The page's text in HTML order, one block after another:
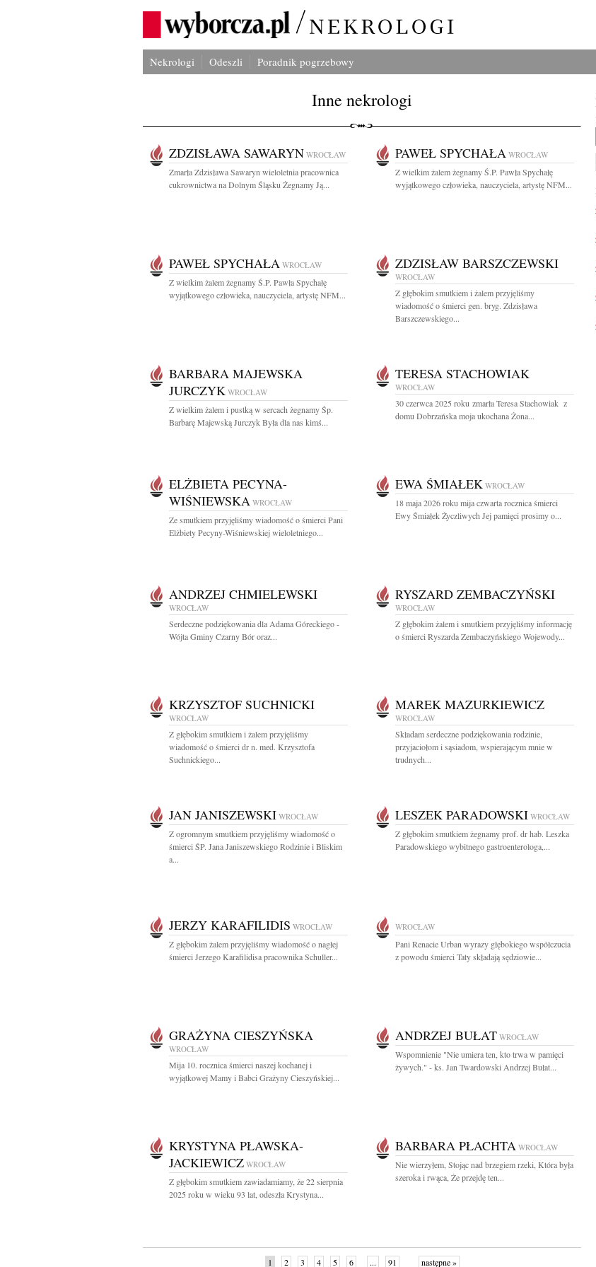
Nekrologi Odeszli Poradnik pogrzebowy
Inne nekrologi
ZDZISŁAWA SAWARYN WROCŁAW
Zmarła Zdzisława Sawaryn wieloletnia pracownica
cukrownictwa na Dolnym Śląsku Żegnamy Ją...
PAWEŁ SPYCHAŁA WROCŁAW
Z wielkim żalem żegnamy Ś.P. Pawła Spychałę
wyjątkowego człowieka, nauczyciela, artystę NFM...
PAWEŁ SPYCHAŁA WROCŁAW
Z wielkim żalem żegnamy Ś.P. Pawła Spychałę
wyjątkowego człowieka, nauczyciela, artystę NFM...
ZDZISŁAW BARSZCZEWSKI
WROCŁAW
Z głębokim smutkiem i żalem przyjęliśmy
wiadomość o śmierci gen. bryg. Zdzisława
Barszczewskiego...
BARBARA MAJEWSKA
JURCZYK WROCŁAW
Z wielkim żalem i pustką w sercach żegnamy Śp.
Barbarę Majewską Jurczyk Była dla nas kimś...
TERESA STACHOWIAK
WROCŁAW
30 czerwca 2025 roku zmarła Teresa Stachowiak z
domu Dobrzańska moja ukochana Żona...
ELŻBIETA PECYNA-
WIŚNIEWSKA WROCŁAW
Ze smutkiem przyjęliśmy wiadomość o śmierci Pani
Elżbiety Pecyny-Wiśniewskiej wieloletniego...
EWA ŚMIAŁEK WROCŁAW
18 maja 2026 roku mija czwarta rocznica śmierci
Ewy Śmiałek Życzliwych Jej pamięci prosimy o...
ANDRZEJ CHMIELEWSKI
WROCŁAW
Serdeczne podziękowania dla Adama Góreckiego -
Wójta Gminy Czarny Bór oraz...
RYSZARD ZEMBACZYŃSKI
WROCŁAW
Z głębokim żalem i smutkiem przyjęliśmy informację
o śmierci Ryszarda Zembaczyńskiego Wojewody...
KRZYSZTOF SUCHNICKI
WROCŁAW
Z głębokim smutkiem i żalem przyjęliśmy
wiadomość o śmierci dr n. med. Krzysztofa
Suchnickiego...
MAREK MAZURKIEWICZ
WROCŁAW
Składam serdeczne podziękowania rodzinie,
przyjaciołom i sąsiadom, wspierającym mnie w
trudnych...
JAN JANISZEWSKI WROCŁAW
Z ogromnym smutkiem przyjęliśmy wiadomość o
śmierci ŚP. Jana Janiszewskiego Rodzinie i Bliskim
a...
LESZEK PARADOWSKI WROCŁAW
Z głębokim smutkiem żegnamy prof. dr hab. Leszka
Paradowskiego wybitnego gastroenterologa,...
JERZY KARAFILIDIS WROCŁAW
Z głębokim żalem przyjęliśmy wiadomość o nagłej
śmierci Jerzego Karafilidisa pracownika Schuller...
WROCŁAW
Pani Renacie Urban wyrazy głębokiego współczucia
z powodu śmierci Taty składają sędziowie...
GRAŻYNA CIESZYŃSKA
WROCŁAW
Mija 10. rocznica śmierci naszej kochanej i
wyjątkowej Mamy i Babci Grażyny Cieszyńskiej...
ANDRZEJ BUŁAT WROCŁAW
Wspomnienie "Nie umiera ten, kto trwa w pamięci
żywych." - ks. Jan Twardowski Andrzej Bułat...
KRYSTYNA PŁAWSKA-
JACKIEWICZ WROCŁAW
Z głębokim smutkiem zawiadamiamy, że 22 sierpnia
2025 roku w wieku 93 lat, odeszła Krystyna...
BARBARA PŁACHTA WROCŁAW
Nie wierzyłem, Stojąc nad brzegiem rzeki, Która była
szeroka i rwąca, Że przejdę ten...
1 2 3 4 5 6 ... 91 następne »